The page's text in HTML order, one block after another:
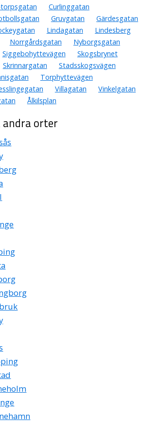
Curlinggatan
Gruvgatan
Gärdesgatan
Lindagatan
Lindesberg
Norrgårdsgatan
Nyborgsgatan
Siggebohyttevägen
Skogsbrynet
Skrinnargatan
Stadsskogsvägen
Torphyttevägen
Villagatan
Vinkelgatan
Ålkilsplan
andra orter